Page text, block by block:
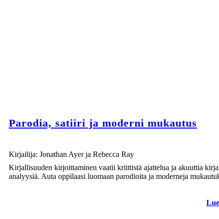
Parodia, satiiri ja moderni mukautus
Kirjailija: Jonathan Ayer ja Rebecca Ray
Kirjallisuuden kirjoittaminen vaatii kriittistä ajattelua ja akuuttia
analyysiä. Auta oppilaasi luomaan parodioita ja moderneja